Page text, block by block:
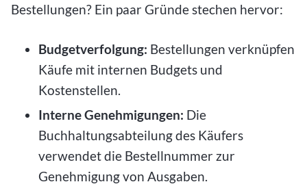
Bestellungen? Ein paar Gründe stechen hervor:
Budgetverfolgung: Bestellungen verknüpfen
Käufe mit internen Budgets und
Kostenstellen.
Interne Genehmigungen: Die
Buchhaltungsabteilung des Käufers
verwendet die Bestellnummer zur
Genehmigung von Ausgaben.